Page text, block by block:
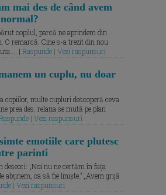
mai des de când avem
copilul, parcă ne aprindem din
O remarcă. Cine s-a trezit din nou
| Raspunde | Vezi raspunsuri
un cuplu, nu doar
copiilor, multe cupluri descoperă ceva
prea des: relația se mută pe plan
| Vezi raspunsuri
emotiile care plutesc
parinti
deseori: „Noi nu ne certăm în fața
abținem, ca să fie liniște.” „Avem grijă
| Vezi raspunsuri